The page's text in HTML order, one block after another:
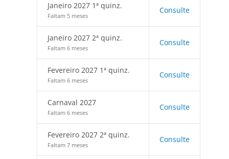
Janeiro 2027 1ª quinz.
Faltam 5 meses
Consulte
Janeiro 2027 2ª quinz.
Faltam 6 meses
Consulte
Fevereiro 2027 1ª quinz.
Faltam 6 meses
Consulte
Carnaval 2027
Faltam 6 meses
Consulte
Fevereiro 2027 2ª quinz.
Faltam 7 meses
Consulte